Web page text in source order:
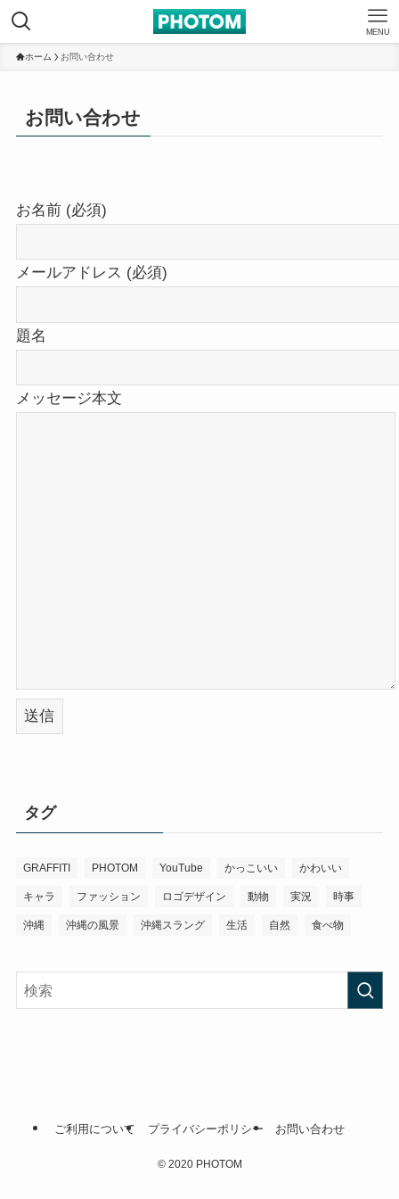
MENU
ホーム お問い合わせ
お問い合わせ
お名前 (必須)
メールアドレス (必須)
題名
メッセージ本文
タグ
GRAFFITI PHOTOM YouTube かっこいい かわいい
キャラ ファッション ロゴデザイン 動物 実況 時事
沖縄 沖縄の風景 沖縄スラング 生活 自然 食べ物
ご利用について プライバシーポリシー お問い合わせ
©2020 PHOTOM